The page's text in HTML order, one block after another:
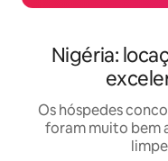
Nigéria:
Os hóspedes
foram muito bem